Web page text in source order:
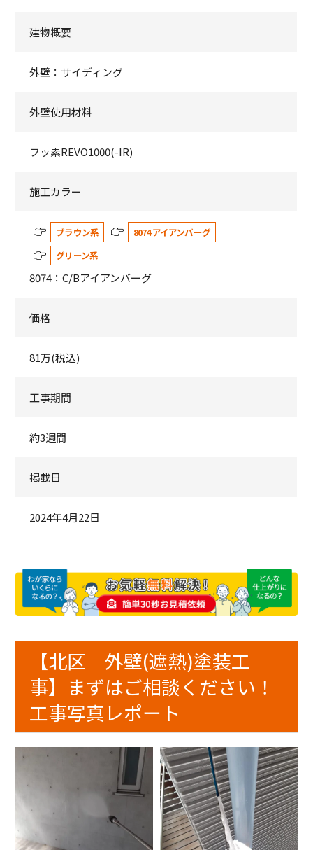
建物概要
外壁：サイディング
外壁使用材料
フッ素REVO1000(-IR)
施工カラー
ブラウン系
8074 アイアンバーグ
グリーン系
8074：C/Bアイアンバーグ
価格
81万(税込)
工事期間
約3週間
掲載日
2024年4月22日
【北区 外壁(遮熱)塗装工
事】まずはご相談ください！
工事写真レポート